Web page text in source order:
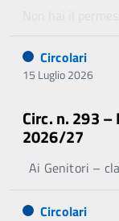
Circolari
15 Luglio 2026
Circ. n. 293
2026/27
Ai Genitori –
Circolari